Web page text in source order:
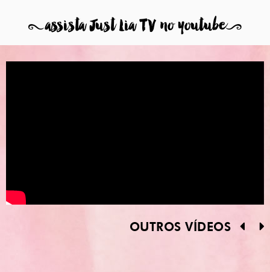
8assista Just Lia TV no youtube9
OUTROS VÍDEOS